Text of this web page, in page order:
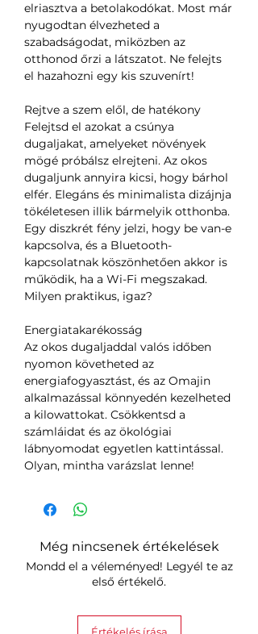
elriasztva a betolakodókat. Most már
nyugodtan élvezheted a
szabadságodat, miközben az
otthonod őrzi a látszatot. Ne felejts
el hazahozni egy kis szuvenírt!
Rejtve a szem elől, de hatékony
Felejtsd el azokat a csúnya
dugaljakat, amelyeket növények
mögé próbálsz elrejteni. Az okos
dugaljunk annyira kicsi, hogy bárhol
elfér. Elegáns és minimalista dizájnja
tökéletesen illik bármelyik otthonba.
Egy diszkrét fény jelzi, hogy be van-e
kapcsolva, és a Bluetooth-
kapcsolatnak köszönhetően akkor is
működik, ha a Wi-Fi megszakad.
Milyen praktikus, igaz?
Energiatakarékosság
Az okos dugaljaddal valós időben
nyomon követheted az
energiafogyasztást, és az Omajin
alkalmazással könnyedén kezelheted
a kilowattokat. Csökkentsd a
számláidat és az ökológiai
lábnyomodat egyetlen kattintással.
Olyan, mintha varázslat lenne!
Még nincsenek értékelések
Mondd el a véleményed! Legyél te az
első értékelő.